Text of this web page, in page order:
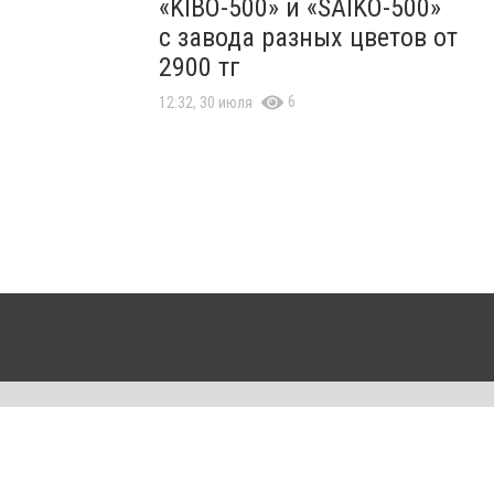
«KIBO-500» и «SAIKO-500»
с завода разных цветов от
2900 тг
12:32, 30 июля 6